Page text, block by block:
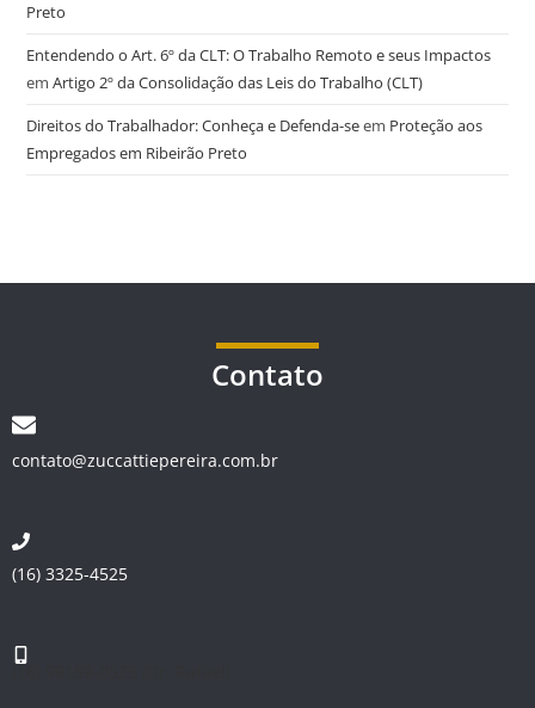
Preto
Entendendo o Art. 6º da CLT: O Trabalho Remoto e seus Impactos
emArtigo 2º da Consolidação das Leis do Trabalho (CLT)
Direitos do Trabalhador: Conheça e Defenda-seem Proteção aos
Empregados em Ribeirão Preto
Contato
contato@zuccattiepereira.com.br
(16) 3325-4525
(16) 99159-0525 (Dr. Rafael)